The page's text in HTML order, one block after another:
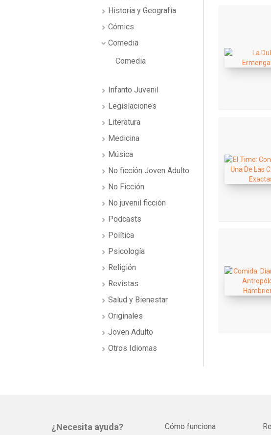
Historia y Geografía
Cómics
Comedia
Comedia
Infanto Juvenil
Legislaciones
Literatura
Medicina
Música
No ficción Joven Adulto
No Ficción
No juvenil ficción
Podcasts
Política
Psicología
Religión
Revistas
Salud y Bienestar
Originales
Joven Adulto
Otros Idiomas
¿Necesita ayuda? Cómo funciona